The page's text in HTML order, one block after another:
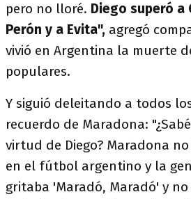
pero no lloré. Diego superó a
Perón y a Evita", agregó
vivió en Argentina la muerte
populares.
Y siguió deleitando a todos
recuerdo de Maradona:
virtud de Diego? Maradona
en el fútbol argentino y la
gritaba 'Maradó, Maradó' y